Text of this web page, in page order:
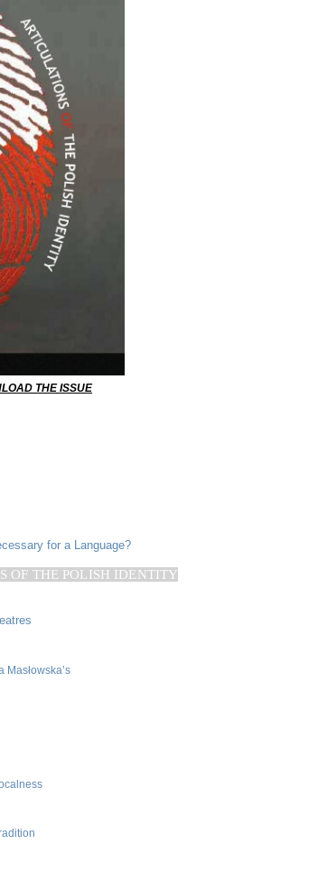
THE ISSUE
for a Language?
OF THE POLISH IDENTITY